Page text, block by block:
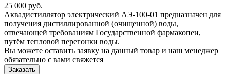
25 000 руб.
Аквадистиллятор электрический АЭ-100-01 предназначен для
получения дистиллированной (очищенной) воды,
отвечающей требованиям Государственной фармакопеи,
путём тепловой перегонки воды.
Вы можете оставить заявку на данный товар и наш менеджер
обязательно с вами свяжется
Заказать